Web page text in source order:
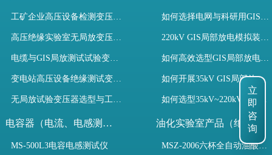
工矿企业高压设备检测变压器选型指南
高压绝缘实验室无局放变压器选型指南
电缆与GIS局放测试试验变压器选型指南
变电站高压设备绝缘测试变压器选型指南
无局放试验变压器选型与工程应用指南
如何选择电网与科研用GIS局部放电模拟装置？
220kV GIS局部放电模拟装置试验如何开展？
如何高效选型GIS局部放电模拟装置？
如何开展35kV GIS局部放电模拟装置检测试验与选型
如何选型35kV~220kV GIS局部放电模拟装置？
电容器（电流、电感测试）
MS-500L3电容电感测试仪
油化实验室产品（绝缘油）
MSZ-2006六杯全自动油酸值测定仪
立
即
咨
询